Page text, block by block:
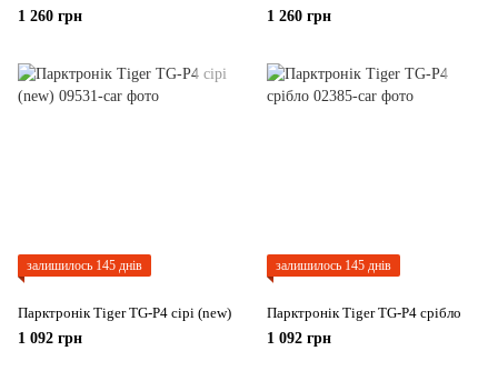
1 260 грн
1 260 грн
залишилось 145 днів
Парктронік Tiger TG-P4 сірі (new)
1 092 грн
залишилось 145 днів
Парктронік Tiger TG-P4 срібло
1 092 грн